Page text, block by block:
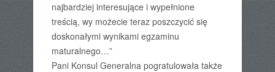
najbardziej interesujące i wypełnione
treścią, wy możecie teraz poszczycić się
doskonałymi wynikami egzaminu
maturalnego…”
Pani Konsul Generalna pogratulowała także